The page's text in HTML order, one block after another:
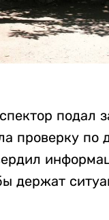
подал
проверку по
держат